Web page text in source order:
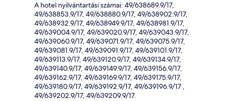
A hotel nyilvántartási számai: 49/638689.9/17,
49/638853.9/17, 49/638880.9/17, 49/638902.9/17,
49/638932.9/17, 49/638949.9/17, 49/638981.9/17,
49/639004.9/17, 49/639020.9/17, 49/639043.9/17,
49/639060.9/17, 49/639071.9/17, 49/639075.9/17,
49/639081.9/17, 49/639091.9/17, 49/639101.9/17,
49/639113.9/17, 49/639120.9/17, 49/639134.9/17,
49/639140.9/17, 49/639149.9/17, 49/639156.9/17,
49/639162.9/17, 49/639169.9/17, 49/639175.9/17,
49/639180.9/17, 49/639192.9/17, 49/639196.9/17 ,
49/639202.9/17, 49/639209.9/17.